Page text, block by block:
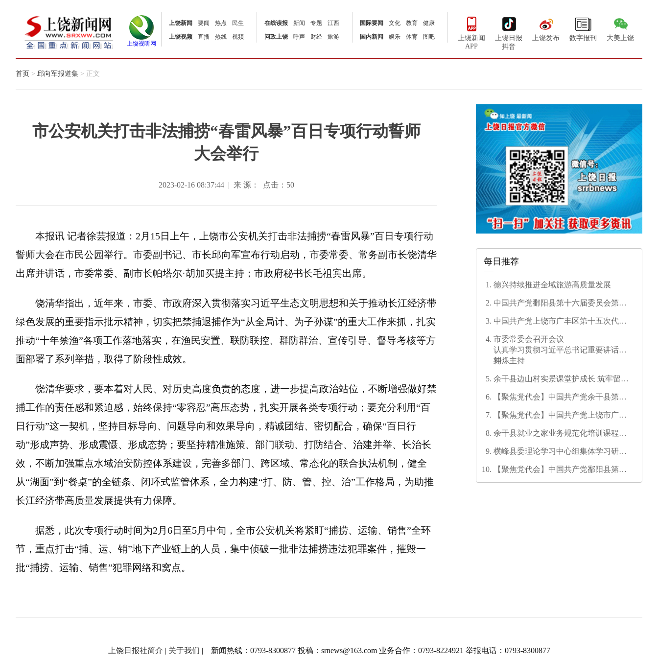
上饶视听网
上饶新闻 要闻 热点
民生
上饶视频
直播 热线 视频
在线读报 新闻 专题
江西
问政上饶
呼声 财经 旅游
国际要闻 文化 教育
健康
国内新闻
娱乐 体育 图吧
上饶新闻
APP
上饶日报
抖音
上饶发布 数字报刊 大美上饶
首页 > 邱向军报道集 > 正文
市公安机关打击非法捕捞“春雷风暴”百日专项行动誓师
大会举行
2023-02-16 08:37:44 | 来 源： 点击： 50
本报讯 记者徐芸报道：2月15日上午，上饶市公安机关打击非法捕捞“春雷风暴”百日专项行动
誓师大会在市民公园举行。市委副书记、市长邱向军宣布行动启动，市委常委、常务副市长饶清华
出席并讲话，市委常委、副市长帕塔尔·胡加买提主持；市政府秘书长毛祖宾出席。
饶清华指出，近年来，市委、市政府深入贯彻落实习近平生态文明思想和关于推动长江经济带
绿色发展的重要指示批示精神，切实把禁捕退捕作为“从全局计、为子孙谋”的重大工作来抓，扎实
推动“十年禁渔”各项工作落地落实，在渔民安置、联防联控、群防群治、宣传引导、督导考核等方
面部署了系列举措，取得了阶段性成效。
饶清华要求，要本着对人民、对历史高度负责的态度，进一步提高政治站位，不断增强做好禁
捕工作的责任感和紧迫感，始终保持“零容忍”高压态势，扎实开展各类专项行动；要充分利用“百
日行动”这一契机，坚持目标导向、问题导向和效果导向，精诚团结、密切配合，确保“百日行
动”形成声势、形成震慑、形成态势；要坚持精准施策、部门联动、打防结合、治建并举、长治长
效，不断加强重点水域治安防控体系建设，完善多部门、跨区域、常态化的联合执法机制，健全
从“湖面”到“餐桌”的全链条、闭环式监管体系，全力构建“打、防、管、控、治”工作格局，为助推
长江经济带高质量发展提供有力保障。
据悉，此次专项行动时间为2月6日至5月中旬，全市公安机关将紧盯“捕捞、运输、销售”全环
节，重点打击“捕、运、销”地下产业链上的人员，集中侦破一批非法捕捞违法犯罪案件，摧毁一
批“捕捞、运输、销售”犯罪网络和窝点。
每日推荐
德兴持续推进全域旅游高质量发展
中国共产党鄱阳县第十六届委员会第一
中国共产党上饶市广丰区第十五次代表
市委常委会召开会议
认真学习贯彻习近平总书记重要讲话精
神
刘烁主持
余干县边山村实景课堂护成长 筑牢留守
【聚焦党代会】中国共产党余干县第十
【聚焦党代会】中国共产党上饶市广信
余干县就业之家业务规范化培训课程开
横峰县委理论学习中心组集体学习研讨
【聚焦党代会】中国共产党鄱阳县第十
上饶日报社简介 | 关于我们 | 新闻热线：0793-8300877 投稿：srnews@163.com 业务合作：0793-8224921 举报电话：0793-8300877